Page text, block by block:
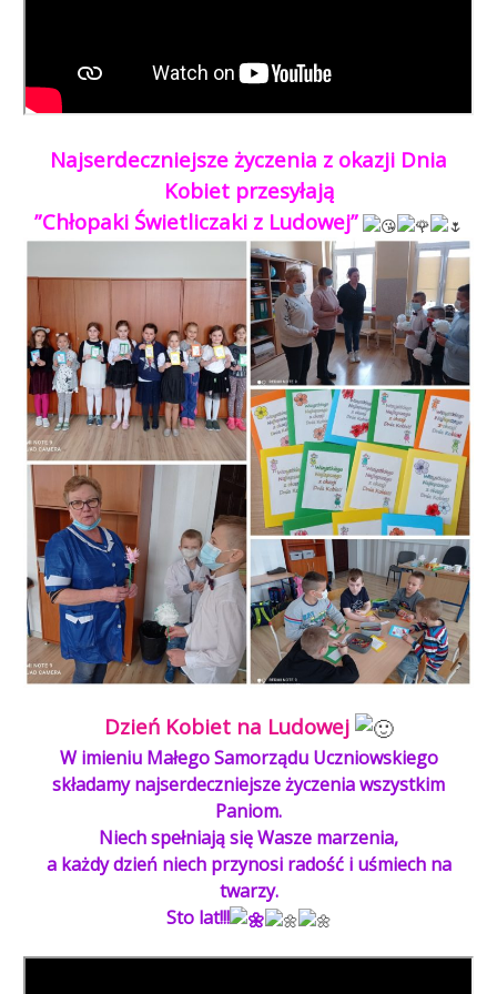
Najserdeczniejsze życzenia z okazji Dnia
Kobiet przesyłają
”Chłopaki Świetliczaki z Ludowej”
Dzień Kobiet na Ludowej
W imieniu Małego Samorządu Uczniowskiego
składamy najserdeczniejsze życzenia wszystkim
Paniom.
Niech spełniają się Wasze marzenia,
a każdy dzień niech przynosi radość i uśmiech na
twarzy.
Sto lat!!!